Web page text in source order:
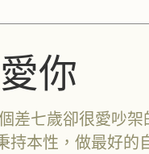
你
差七歲卻很愛吵架
持本性，做最好的